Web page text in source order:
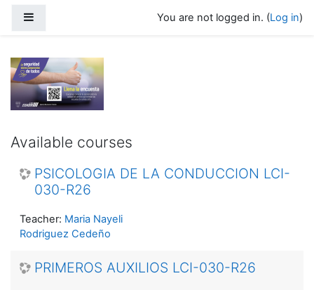
You are not logged in. (Log in)
Academia Rodar
Available courses
PSICOLOGIA DE LA CONDUCCION LCI-
030-R26
Teacher: Maria Nayeli
Rodriguez Cedeño
PRIMEROS AUXILIOS LCI-030-R26